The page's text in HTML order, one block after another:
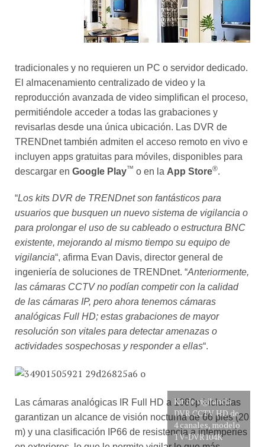
El almacenamiento centralizado de video y la
reproducción avanzada de video simplifican el proceso,
permitiéndole acceder a todas las grabaciones y
revisarlas desde una única ubicación. Las DVR de
TRENDnet también admiten el acceso remoto en vivo e
incluyen apps gratuitas para móviles, disponibles para
descargar enGoogle Play™ o en laApp Store®.
usuarios que busquen un nuevo sistema de vigilancia o
para prolongar el uso de su cableado o estructura BNC
existente, mejorando al mismo tiempo su equipo de
vigilancia “, afirma Evan Davis, director general de
ingeniería de soluciones de TRENDnet. “Anteriormente,
las cámaras CCTV no podían competir con la calidad
de las cámaras IP, pero ahora tenemos cámaras
analógicas Full HD; estas grabaciones de mayor
resolución son vitales para detectar amenazas o
actividades sospechosas y responder a ellas“.
Kit de vigilancia
DVR CCTV HD de
4 canales, modelo
TV-DVR104K
Las cámaras analógicas IR Full HD a 1080p incluidas
garantizan un alcance de visión nocturna de 66 pies (20
m) y una clasificación IP66 de resistencia a intemperies
en exteriores, lo que le permite vigilar lo que más